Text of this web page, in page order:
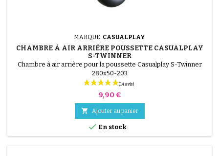
MARQUE: CASUALPLAY
CHAMBRE À AIR ARRIÈRE POUSSETTE CASUALPLAY
S-TWINNER
Chambre à air arrière pour la poussette Casualplay S-Twinner
280x50-203
Prix
9,90 €
 Ajouter au panier
 En stock